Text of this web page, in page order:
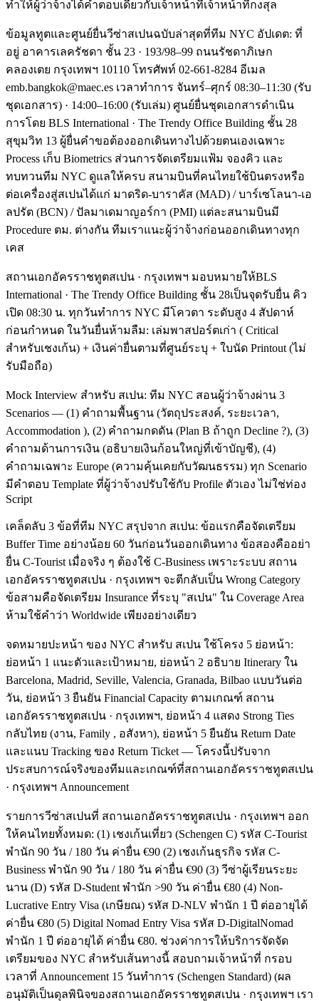
ทำให้ผู้ว่าจ้างได้คำตอบเดียวกับเจ้าหน้าที่เจ้าหน้าที่กงสุล
ข้อมูลทูตและศูนย์ยื่นวีซ่าสเปนฉบับล่าสุดที่ทีม NYC อัปเดต: ที่
อยู่ อาคารเลครัชดา ชั้น 23 · 193/98–99 ถนนรัชดาภิเษก
คลองเตย กรุงเทพฯ 10110 โทรศัพท์ 02-661-8284 อีเมล
emb.bangkok@maec.es เวลาทำการ จันทร์–ศุกร์ 08:30–11:30 (รับ
ชุดเอกสาร) · 14:00–16:00 (รับเล่ม) ศูนย์ยื่นชุดเอกสารดำเนิน
การโดย BLS International · The Trendy Office Building ชั้น 28
สุขุมวิท 13 ผู้ยื่นคำขอต้องออกเดินทางไปด้วยตนเองเฉพาะ
Process เก็บ Biometrics ส่วนการจัดเตรียมแฟ้ม จองคิว และ
ทบทวนทีม NYC ดูแลให้ครบ สนามบินที่คนไทยใช้บินตรงหรือ
ต่อเครื่องสู่สเปนได้แก่ มาดริด-บาราคัส (MAD) / บาร์เซโลนา-เอ
ลปรัต (BCN) / ปัลมาเดมาญอร์กา (PMI) แต่ละสนามบินมี
Procedure ตม. ต่างกัน ทีมเราแนะผู้ว่าจ้างก่อนออกเดินทางทุก
เคส
สถานเอกอัครราชทูตสเปน · กรุงเทพฯ มอบหมายให้BLS
International · The Trendy Office Building ชั้น 28เป็นจุดรับยื่น คิว
เปิด 08:30 น. ทุกวันทำการ NYC มีโควตา ระดับสูง 4 สัปดาห์
ก่อนกำหนด ในวันยื่นห้ามลืม: เล่มพาสปอร์ตเก่า ( Critical
สำหรับเชงเก้น) + เงินค่ายื่นตามที่ศูนย์ระบุ + ใบนัด Printout (ไม่
รับมือถือ)
Mock Interview สำหรับ สเปน: ทีม NYC สอนผู้ว่าจ้างผ่าน 3
Scenarios — (1) คำถามพื้นฐาน (วัตถุประสงค์, ระยะเวลา,
Accommodation ), (2) คำถามกดดัน (Plan B ถ้าถูก Decline ?), (3)
คำถามด้านการเงิน (อธิบายเงินก้อนใหญ่ที่เข้าบัญชี), (4)
คำถามเฉพาะ Europe (ความคุ้นเคยกับวัฒนธรรม) ทุก Scenario
มีคำตอบ Template ที่ผู้ว่าจ้างปรับใช้กับ Profile ตัวเอง ไม่ใช่ท่อง
Script
เคล็ดลับ 3 ข้อที่ทีม NYC สรุปจาก สเปน: ข้อแรกคือจัดเตรียม
Buffer Time อย่างน้อย 60 วันก่อนวันออกเดินทาง ข้อสองคืออย่า
ยื่น C-Tourist เมื่อจริง ๆ ต้องใช้ C-Business เพราะระบบ สถาน
เอกอัครราชทูตสเปน · กรุงเทพฯ จะตีกลับเป็น Wrong Category
ข้อสามคือจัดเตรียม Insurance ที่ระบุ "สเปน" ใน Coverage Area
ห้ามใช้คำว่า Worldwide เพียงอย่างเดียว
จดหมายปะหน้า ของ NYC สำหรับ สเปน ใช้โครง 5 ย่อหน้า:
ย่อหน้า 1 แนะตัวและเป้าหมาย, ย่อหน้า 2 อธิบาย Itinerary ใน
Barcelona, Madrid, Seville, Valencia, Granada, Bilbao แบบวันต่อ
วัน, ย่อหน้า 3 ยืนยัน Financial Capacity ตามเกณฑ์ สถาน
เอกอัครราชทูตสเปน · กรุงเทพฯ, ย่อหน้า 4 แสดง Strong Ties
กลับไทย (งาน, Family , อสังหา), ย่อหน้า 5 ยืนยัน Return Date
และแนบ Tracking ของ Return Ticket — โครงนี้ปรับจาก
ประสบการณ์จริงของทีมและเกณฑ์ที่สถานเอกอัครราชทูตสเปน
· กรุงเทพฯ Announcement
รายการวีซ่าสเปนที่ สถานเอกอัครราชทูตสเปน · กรุงเทพฯ ออก
ให้คนไทยทั้งหมด: (1) เชงเก้นเที่ยว (Schengen C) รหัส C-Tourist
พำนัก 90 วัน / 180 วัน ค่ายื่น €90 (2) เชงเก้นธุรกิจ รหัส C-
Business พำนัก 90 วัน / 180 วัน ค่ายื่น €90 (3) วีซ่าผู้เรียนระยะ
นาน (D) รหัส D-Student พำนัก >90 วัน ค่ายื่น €80 (4) Non-
Lucrative Entry Visa (เกษียณ) รหัส D-NLV พำนัก 1 ปี ต่ออายุได้
ค่ายื่น €80 (5) Digital Nomad Entry Visa รหัส D-DigitalNomad
พำนัก 1 ปี ต่ออายุได้ ค่ายื่น €80. ช่วงค่าการให้บริการจัดจัด
เตรียมของ NYC สำหรับเส้นทางนี้ สอบถามเจ้าหน้าที่ กรอบ
เวลาที่ Announcement 15 วันทำการ (Schengen Standard) (ผล
อนุมัติเป็นดุลพินิจของสถานเอกอัครราชทูตสเปน · กรุงเทพฯ เรา